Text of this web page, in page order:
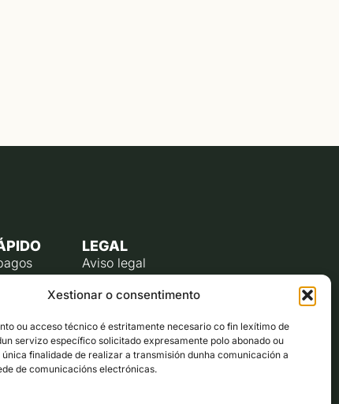
Xestionar o consentimento
ou acceso técnico é estritamente necesario co fin lexítimo de
servizo específico solicitado expresamente polo abonado ou
única finalidade de realizar a transmisión dunha comunicación a
de comunicacións electrónicas.
alcalde
LEGAL
Aviso legal
Política de cookies (UE)